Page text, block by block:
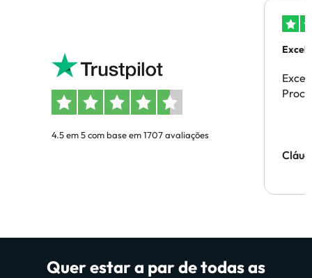
4.5 em 5 com base em 1707 avaliações
Quer estar a par de todas as